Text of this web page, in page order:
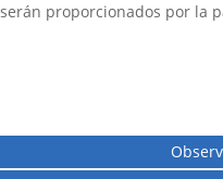
proporcionados por la